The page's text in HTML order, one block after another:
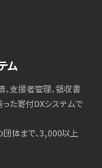
ム
、支援者管理、領収書
た寄付DXシステムで
体まで、3,000以上